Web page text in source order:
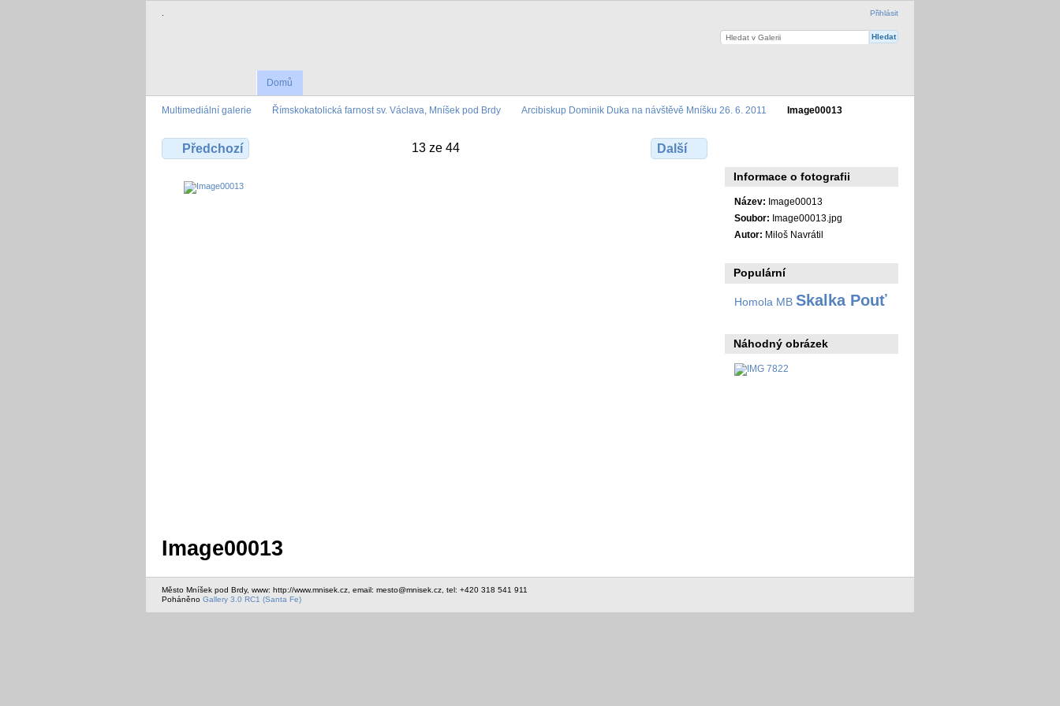
. Přihlásit
Domů
Multimediální galerie Římskokatolická farnost sv. Václava, Mníšek pod Brdy Arcibiskup Dominik Duka na návštěvě Mníšku 26. 6. 2011 Image00013
Předchozí 13 ze 44 Další
Image00013
Informace o fotografii
Název: Image00013
Soubor: Image00013.jpg
Autor: Miloš Navrátil
Populární
Homola MB Skalka Pouť
Náhodný obrázek
Město Mníšek pod Brdy, www: http://www.mnisek.cz, email: mesto@mnisek.cz, tel: +420 318 541 911
Poháněno Gallery 3.0 RC1 (Santa Fe)